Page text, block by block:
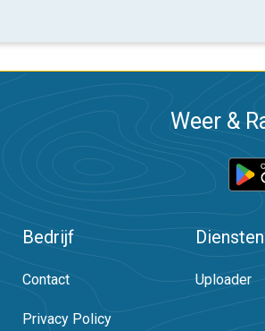
Weer &
Bedrijf
Contact
Privacy Policy
Diensten
Uploader